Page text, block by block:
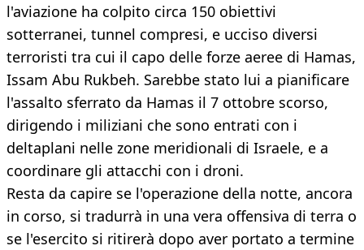
l'aviazione ha colpito circa 150 obiettivi
sotterranei, tunnel compresi, e ucciso diversi
terroristi tra cui il capo delle forze aeree di Hamas,
Issam Abu Rukbeh. Sarebbe stato lui a pianificare
l'assalto sferrato da Hamas il 7 ottobre scorso,
dirigendo i miliziani che sono entrati con i
deltaplani nelle zone meridionali di Israele, e a
coordinare gli attacchi con i droni.
Resta da capire se l'operazione della notte, ancora
in corso, si tradurrà in una vera offensiva di terra o
se l'esercito si ritirerà dopo aver portato a termine